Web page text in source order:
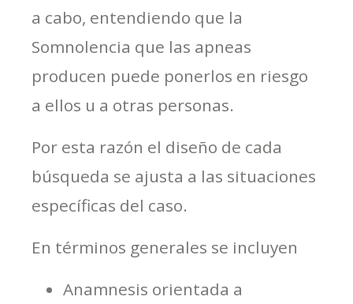
a cabo, entendiendo que la
Somnolencia que las apneas
producen puede ponerlos en riesgo
a ellos u a otras personas.
Por esta razón el diseño de cada
búsqueda se ajusta a las situaciones
específicas del caso.
En términos generales se incluyen
Anamnesis orientada a